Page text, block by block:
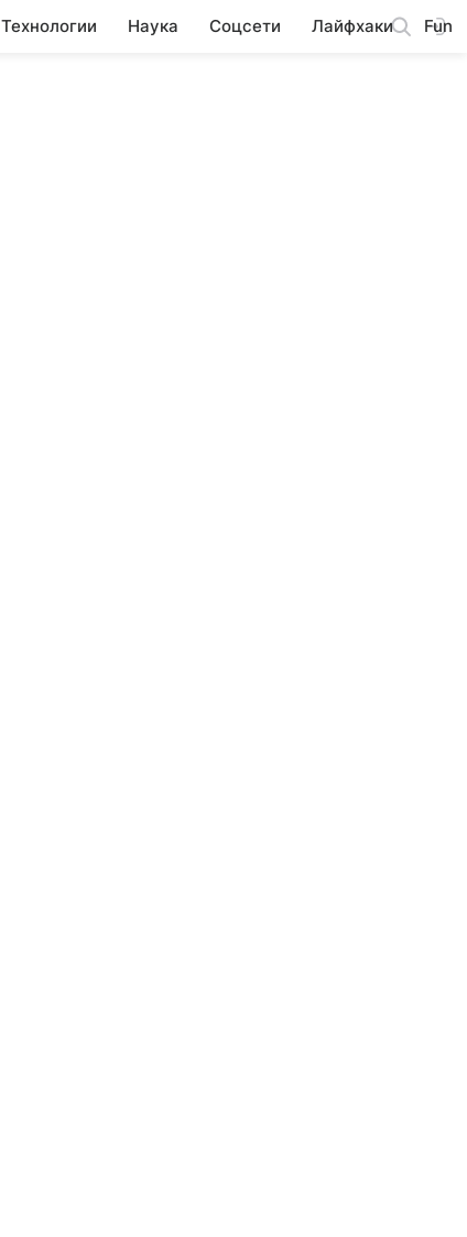
Технологии Наука Соцсети Лайфхаки Fun